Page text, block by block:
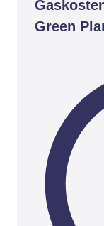
Green